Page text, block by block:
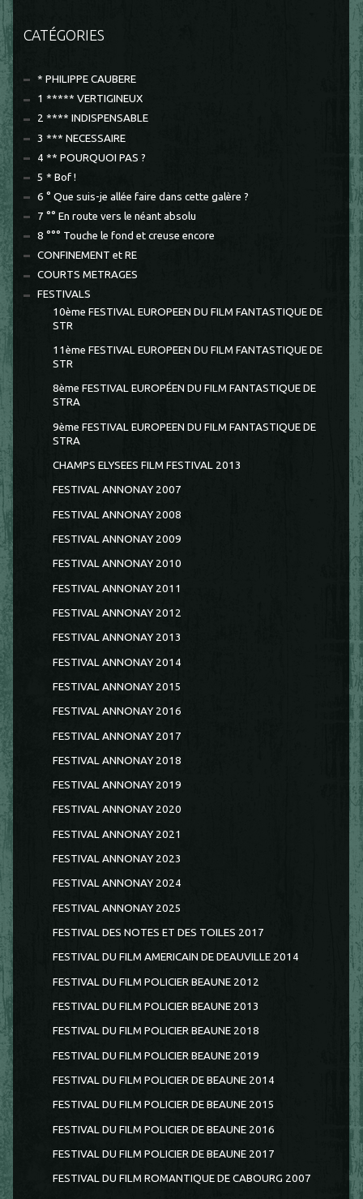
CATÉGORIES
* PHILIPPE CAUBERE
1 ***** VERTIGINEUX
2 **** INDISPENSABLE
3 *** NECESSAIRE
4 ** POURQUOI PAS ?
5 * Bof !
6 ° Que suis-je allée faire dans cette galère ?
7 °° En route vers le néant absolu
8 °°° Touche le fond et creuse encore
CONFINEMENT et RE
COURTS METRAGES
FESTIVALS
10ème FESTIVAL EUROPEEN DU FILM FANTASTIQUE DE
STR
11ème FESTIVAL EUROPEEN DU FILM FANTASTIQUE DE
STR
8ème FESTIVAL EUROPÉEN DU FILM FANTASTIQUE DE
STRA
9ème FESTIVAL EUROPEEN DU FILM FANTASTIQUE DE
STRA
CHAMPS ELYSEES FILM FESTIVAL 2013
FESTIVAL ANNONAY 2007
FESTIVAL ANNONAY 2008
FESTIVAL ANNONAY 2009
FESTIVAL ANNONAY 2010
FESTIVAL ANNONAY 2011
FESTIVAL ANNONAY 2012
FESTIVAL ANNONAY 2013
FESTIVAL ANNONAY 2014
FESTIVAL ANNONAY 2015
FESTIVAL ANNONAY 2016
FESTIVAL ANNONAY 2017
FESTIVAL ANNONAY 2018
FESTIVAL ANNONAY 2019
FESTIVAL ANNONAY 2020
FESTIVAL ANNONAY 2021
FESTIVAL ANNONAY 2023
FESTIVAL ANNONAY 2024
FESTIVAL ANNONAY 2025
FESTIVAL DES NOTES ET DES TOILES 2017
FESTIVAL DU FILM AMERICAIN DE DEAUVILLE 2014
FESTIVAL DU FILM POLICIER BEAUNE 2012
FESTIVAL DU FILM POLICIER BEAUNE 2013
FESTIVAL DU FILM POLICIER BEAUNE 2018
FESTIVAL DU FILM POLICIER BEAUNE 2019
FESTIVAL DU FILM POLICIER DE BEAUNE 2014
FESTIVAL DU FILM POLICIER DE BEAUNE 2015
FESTIVAL DU FILM POLICIER DE BEAUNE 2016
FESTIVAL DU FILM POLICIER DE BEAUNE 2017
FESTIVAL DU FILM ROMANTIQUE DE CABOURG 2007